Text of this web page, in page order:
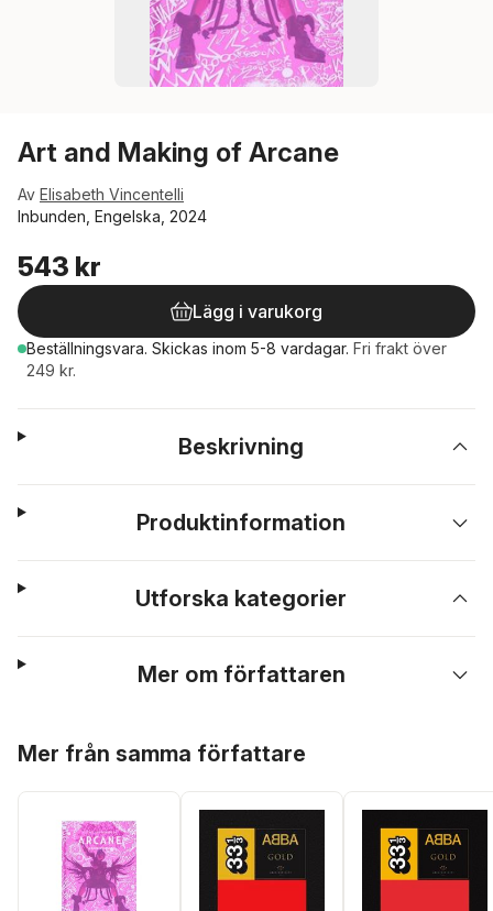
Art and Making of Arcane
Av Elisabeth Vincentelli
Inbunden, Engelska, 2024
543 kr
Lägg i varukorg
Beställningsvara. Skickas inom 5-8 vardagar. Fri frakt över
249 kr.
Beskrivning
Produktinformation
Utforska kategorier
Mer om författaren
Mer från samma författare